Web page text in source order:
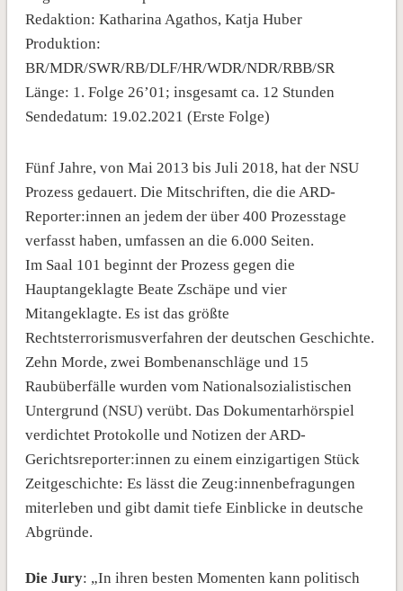
Redaktion: Katharina Agathos, Katja Huber
Produktion:
BR/MDR/SWR/RB/DLF/HR/WDR/NDR/RBB/SR
Länge: 1. Folge 26’01; insgesamt ca. 12 Stunden
Sendedatum: 19.02.2021 (Erste Folge)
Fünf Jahre, von Mai 2013 bis Juli 2018, hat der NSU
Prozess gedauert. Die Mitschriften, die die ARD-
Reporter:innen an jedem der über 400 Prozesstage
verfasst haben, umfassen an die 6.000 Seiten.
Im Saal 101 beginnt der Prozess gegen die
Hauptangeklagte Beate Zschäpe und vier
Mitangeklagte. Es ist das größte
Rechtsterrorismusverfahren der deutschen Geschichte.
Zehn Morde, zwei Bombenanschläge und 15
Raubüberfälle wurden vom Nationalsozialistischen
Untergrund (NSU) verübt. Das Dokumentarhörspiel
verdichtet Protokolle und Notizen der ARD-
Gerichtsreporter:innen zu einem einzigartigen Stück
Zeitgeschichte: Es lässt die Zeug:innenbefragungen
miterleben und gibt damit tiefe Einblicke in deutsche
Abgründe.
Die Jury: „In ihren besten Momenten kann politisch